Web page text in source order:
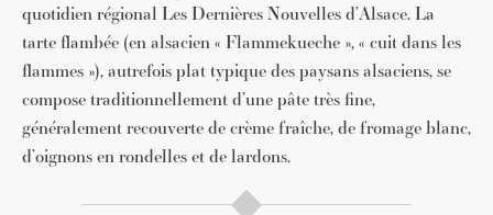
quotidien régional Les Dernières Nouvelles d’Alsace. La
tarte flambée (en alsacien « Flammekueche », « cuit dans les
flammes »), autrefois plat typique des paysans alsaciens, se
compose traditionnellement d’une pâte très fine,
généralement recouverte de crème fraîche, de fromage blanc,
d’oignons en rondelles et de lardons.